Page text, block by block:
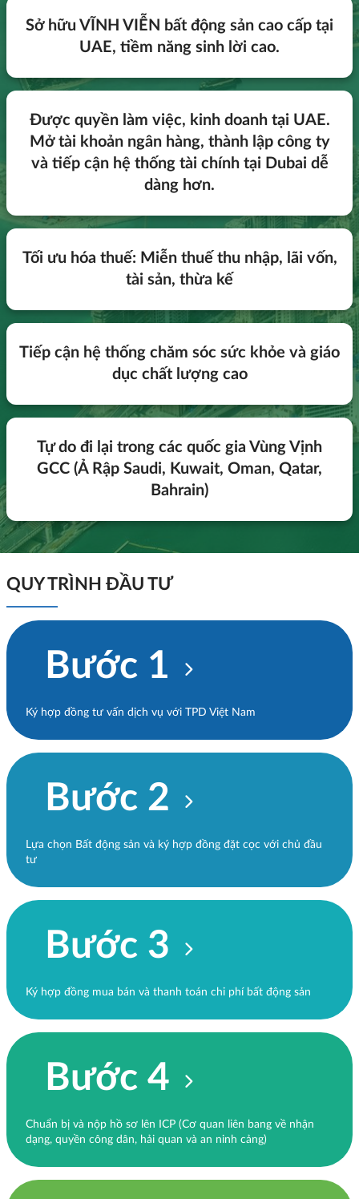
Sở hữu VĨNH VIỄN bất động sản cao cấp tại
UAE, tiềm năng sinh lời cao.
Được quyền làm việc, kinh doanh tại UAE.
Mở tài khoản ngân hàng, thành lập công ty
và tiếp cận hệ thống tài chính tại Dubai dễ
dàng hơn.
Tối ưu hóa thuế: Miễn thuế thu nhập, lãi vốn,
tài sản, thừa kế
Tiếp cận hệ thống chăm sóc sức khỏe và giáo
dục chất lượng cao
Tự do đi lại trong các quốc gia Vùng Vịnh
GCC (Ả Rập Saudi, Kuwait, Oman, Qatar,
Bahrain)
QUY TRÌNH ĐẦU TƯ
Bước 1
Ký hợp đồng tư vấn dịch vụ với TPD Việt Nam
Bước 2
Lựa chọn Bất động sản và ký hợp đồng đặt cọc với chủ đầu
tư
Bước 3
Ký hợp đồng mua bán và thanh toán chi phí bất động sản
Bước 4
Chuẩn bị và nộp hồ sơ lên ICP (Cơ quan liên bang về nhận
dạng, quyền công dân, hải quan và an ninh cảng)